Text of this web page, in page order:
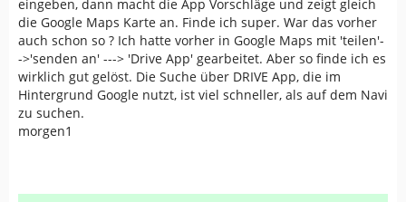
eingeben, dann macht die App Vorschläge und zeigt gleich
die Google Maps Karte an. Finde ich super. War das vorher
auch schon so ? Ich hatte vorher in Google Maps mit 'teilen'-
->'senden an' ---> 'Drive App' gearbeitet. Aber so finde ich es
wirklich gut gelöst. Die Suche über DRIVE App, die im
Hintergrund Google nutzt, ist viel schneller, als auf dem Navi
zu suchen.
morgen1